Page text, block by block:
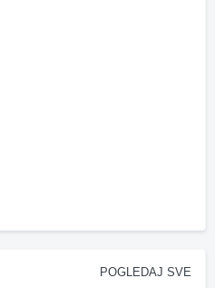
POGLEDAJ SVE